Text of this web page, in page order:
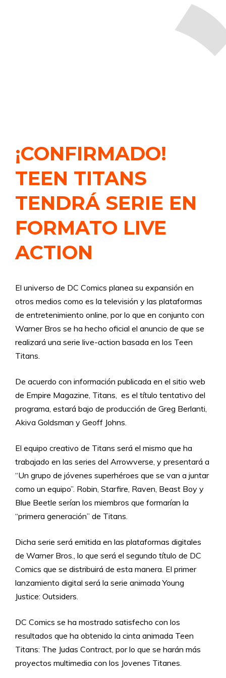
¡CONFIRMADO!
TEEN TITANS
TENDRÁ SERIE EN
FORMATO LIVE
ACTION
El universo de DC Comics planea su expansión en
otros medios como es la televisión y las plataformas
de entretenimiento online, por lo que en conjunto con
Warner Bros se ha hecho oficial el anuncio de que se
realizará una serie live-action basada en los Teen
Titans.
De acuerdo con información publicada en el sitio web
de Empire Magazine, Titans, es el título tentativo del
programa, estará bajo de producción de Greg Berlanti,
Akiva Goldsman y Geoff Johns.
El equipo creativo de Titans será el mismo que ha
trabajado en las series del Arrowverse, y presentará a
“Un grupo de jóvenes superhéroes que se van a juntar
como un equipo”. Robin, Starfire, Raven, Beast Boy y
Blue Beetle serían los miembros que formarían la
“primera generación” de Titans.
Dicha serie será emitida en las plataformas digitales
de Warner Bros., lo que será el segundo título de DC
Comics que se distribuirá de esta manera. El primer
lanzamiento digital será la serie animada Young
Justice: Outsiders.
DC Comics se ha mostrado satisfecho con los
resultados que ha obtenido la cinta animada Teen
Titans: The Judas Contract, por lo que se harán más
proyectos multimedia con los Jovenes Titanes.